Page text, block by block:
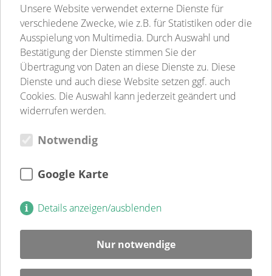
Volkssolidarität Schwerin - Westmecklenburg e.V.
Kindertagesstätten
Pflege
Betreutes Wohnen
Sozialpsychiatrie
Jugend-, Familien- & Schulsozialarbeit
Begegnungsstätten
Gastronomie
Weitere Einrichtungen
Spenden
Ehrenamt
Karriere
Unsere Website verwendet externe Dienste für
verschiedene Zwecke, wie z.B. für Statistiken oder die
Ausspielung von Multimedia. Durch Auswahl und
Bestätigung der Dienste stimmen Sie der
Übertragung von Daten an diese Dienste zu. Diese
Dienste und auch diese Website setzen ggf. auch
Cookies. Die Auswahl kann jederzeit geändert und
widerrufen werden.
Notwendig
Google Karte
Details anzeigen/ausblenden
Nur notwendige